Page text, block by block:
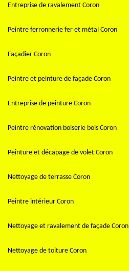
Entreprise de ravalement Coron
Peintre ferronnerie fer et métal Coron
Façadier Coron
Peintre et peinture de façade Coron
Entreprise de peinture Coron
Peintre rénovation boiserie bois Coron
Peinture et décapage de volet Coron
Nettoyage de terrasse Coron
Peintre intérieur Coron
Nettoyage et ravalement de façade Coron
Nettoyage de toiture Coron